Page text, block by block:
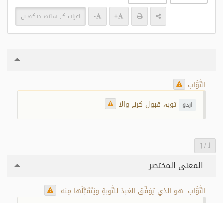
+
- اعراب کے ساتھ دیکھیں
التَّوَّاب
اردو توبہ قبول کرنے والا
/
المعنى المختصر
التَّوَّاب: هو الذي يُوَفِّق العَبدَ للتَّوبةِ ويَتَقَبَّلُها مِنه.